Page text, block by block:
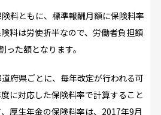
料ともに、標準報酬月額に保険料率
料は労使折半なので、労働者負担額
った額となります。
府県ごとに、毎年改定が行われる可
に対応した保険料率で計算すること
厚生年金の保険料率は、2017年9月